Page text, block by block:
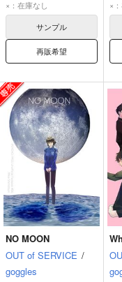
×：在庫なし
サンプル
再販希望
×
NO MOON
OUT of SERVICE /
goggles